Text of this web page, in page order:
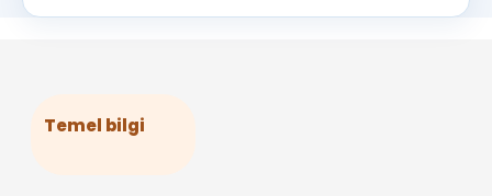
Temel bilgi